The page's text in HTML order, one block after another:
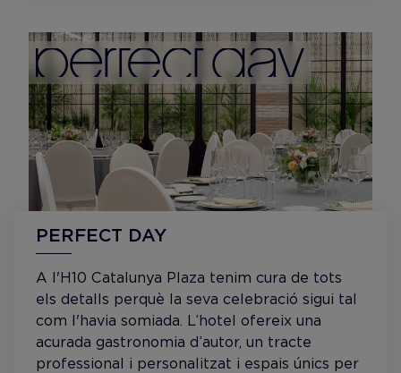
PERFECT DAY
A l'H10 Catalunya Plaza tenim cura de tots
els detalls perquè la seva celebració sigui tal
com l'havia somiada. L’hotel ofereix una
acurada gastronomia d’autor, un tracte
professional i personalitzat i espais únics per